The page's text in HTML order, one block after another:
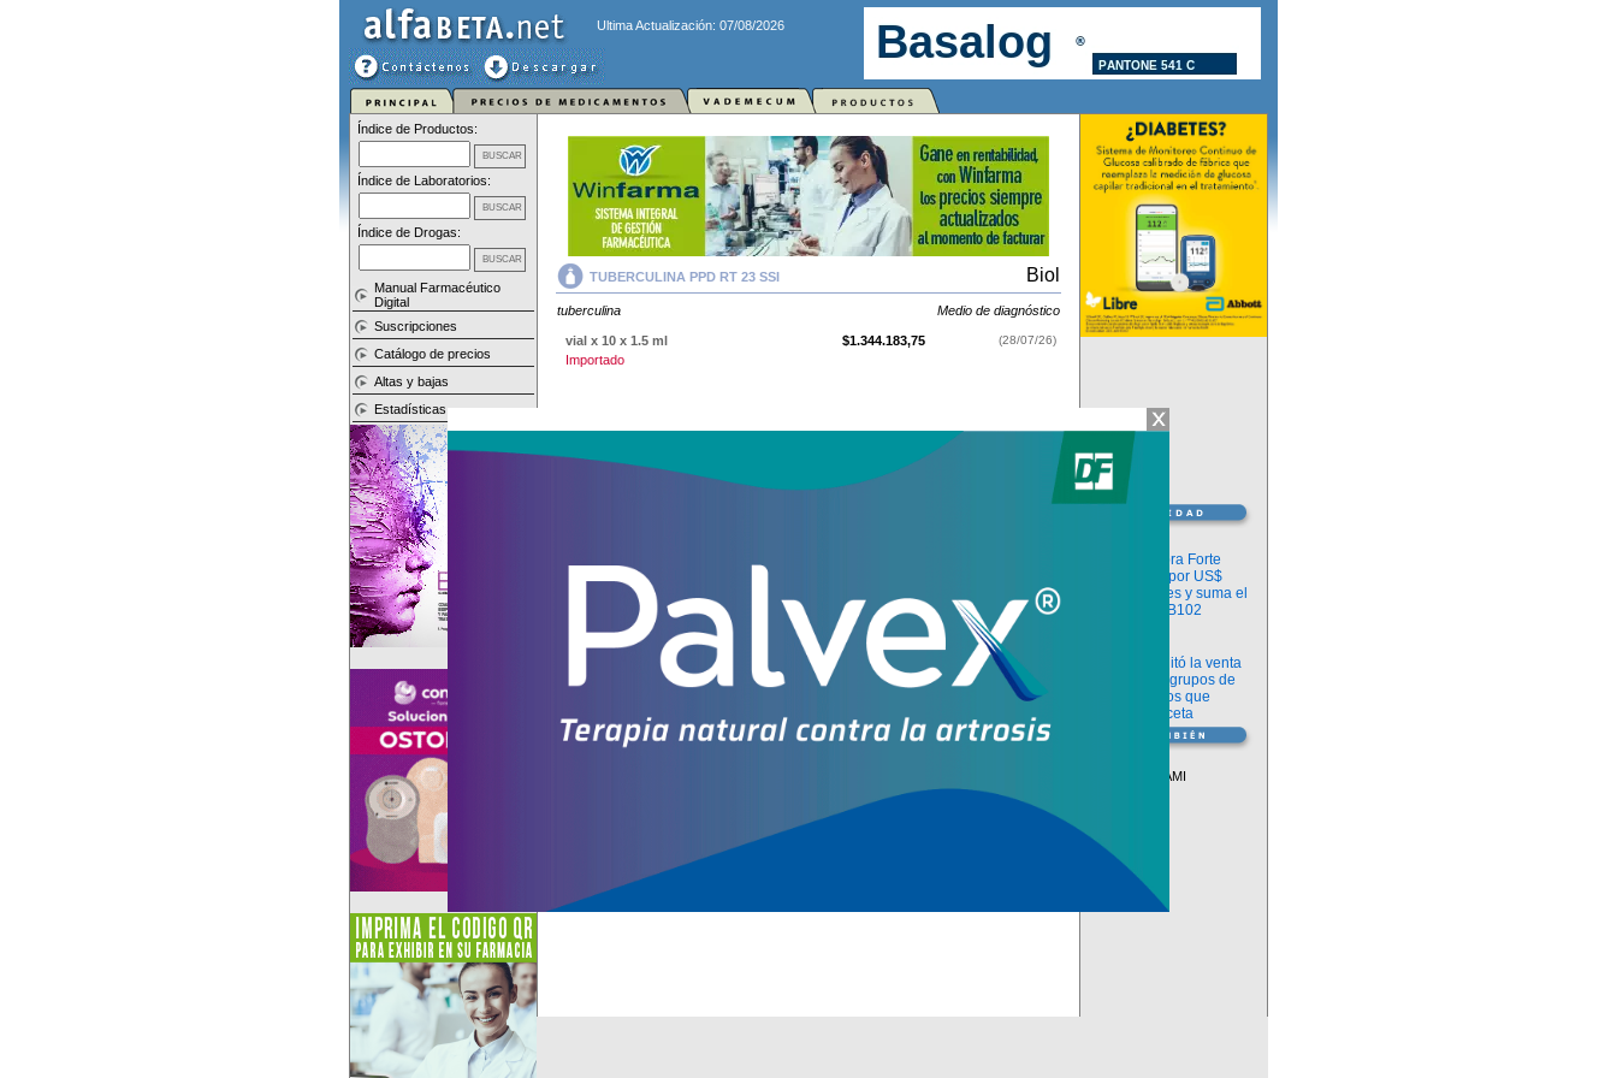
Ultima Actualización: 07/08/2026
Índice de Productos:
Índice de Laboratorios:
Índice de Drogas:
Manual Farmacéutico
Digital
Suscripciones
Catálogo de precios
Altas y bajas
Estadísticas
TUBERCULINA PPD RT 23 SSI Biol
tuberculina Medio de diagnóstico
vial x 10 x 1.5 ml $1.344.183,75 (28/07/26)
Importado
y se indica como
Medio de diagnóstico
y cuenta con 1 presentación
Explorar más
Otros productos contuberculina
Otros productos de
Biol
argenx compra Forte
Biosciences por US$
2.200 millones y suma el
anticuerpo FB102
ANMAT habilitó la venta
libre de diez grupos de
medicamentos que
requerían receta
Descuentos PAMI